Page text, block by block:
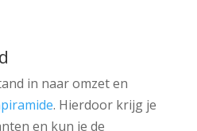
in naar omzet en
. Hierdoor krijg je
en kun je de